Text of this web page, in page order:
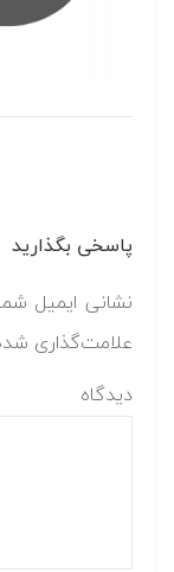
پاسخی بگذارید
نشانی ایمیل
علامت‌گذاری
دیدگاه